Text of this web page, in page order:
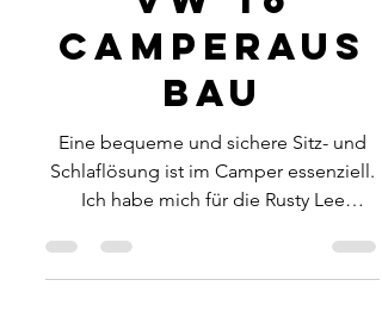
Camperaus
bau
Eine bequeme und sichere Sitz- und
Schlaflösung ist im Camper essenziell.
Ich habe mich für die Rusty Lee